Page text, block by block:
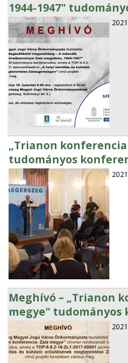
1944-1947"
„Trianon konferencia
tudományos
Meghívó – „Trianon
megye" tudományos